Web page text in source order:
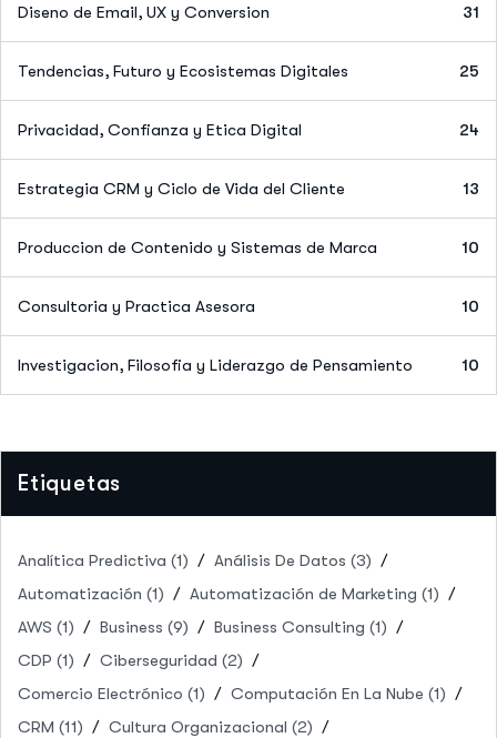
Diseno de Email, UX y Conversion 31
Tendencias, Futuro y Ecosistemas Digitales 25
Privacidad, Confianza y Etica Digital 24
Estrategia CRM y Ciclo de Vida del Cliente 13
Produccion de Contenido y Sistemas de Marca 10
Consultoria y Practica Asesora 10
Investigacion, Filosofia y Liderazgo de Pensamiento 10
Etiquetas
Analítica Predictiva (1) Análisis De Datos (3)
Automatización (1) Automatización de Marketing (1)
AWS (1) Business (9) Business Consulting (1)
CDP (1) Ciberseguridad (2)
Comercio Electrónico (1) Computación En La Nube (1)
CRM (11) Cultura Organizacional (2)